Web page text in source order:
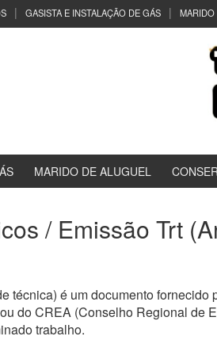
GASISTA E INSTALAÇÃO DE GÁS MARIDO
MARIDO DE ALUGUEL
/ Emissão Trt
técnica) é um documento
do CREA (Conselho Regional de
trabalho.